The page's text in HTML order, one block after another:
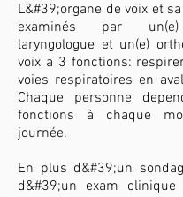
L&#39;organe de voix et
examinés par
laryngologue et un(e)
voix a 3 fonctions:
voies respiratoires en
Chaque personne
fonctions à chaque
journée.
En plus d&#39;un
d&#39;un exam